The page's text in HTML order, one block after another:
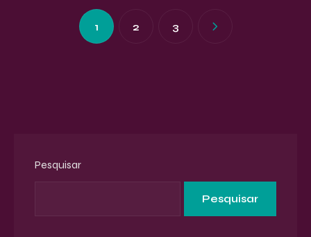
1 2 3
Pesquisar
Pesquisar